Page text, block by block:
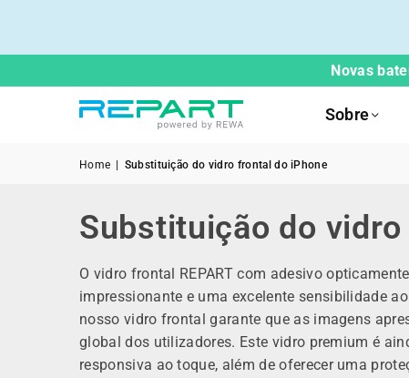
Novas
Sobre
Home Substituição do vidro frontal do iPhone
Substituição do
O vidro frontal REPART com adesivo
impressionante e uma excelente sensibilidade
nosso vidro frontal garante que as imagens
global dos utilizadores. Este vidro premium é
responsiva ao toque, além de oferecer uma